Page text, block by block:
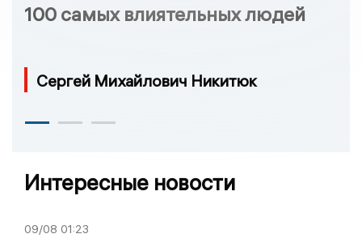
100 самых влиятельных людей
Сергей Михайлович Никитюк
Интересные новости
09/08 01:23